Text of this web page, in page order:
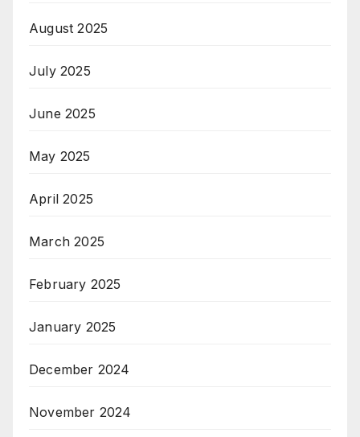
August 2025
July 2025
June 2025
May 2025
April 2025
March 2025
February 2025
January 2025
December 2024
November 2024